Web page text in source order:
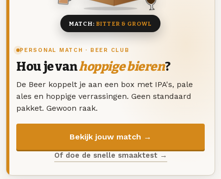
PERSONAL MATCH · BEER CLUB
Hou je vanhoppige bieren?
De Beer koppelt je aan een box met IPA's, pale
ales en hoppige verrassingen. Geen standaard
pakket. Gewoon raak.
Bekijk jouw match →
Of doe de snelle smaaktest →
MATCH: BITTER & GROWL